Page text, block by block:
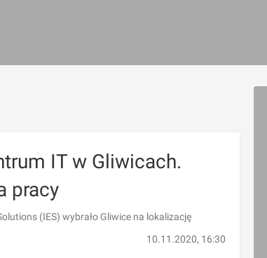
IT w Gliwicach.
pracy
(IES) wybrało Gliwice na lokalizację
10.11.2020, 16:30